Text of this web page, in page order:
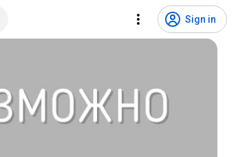
Sign in